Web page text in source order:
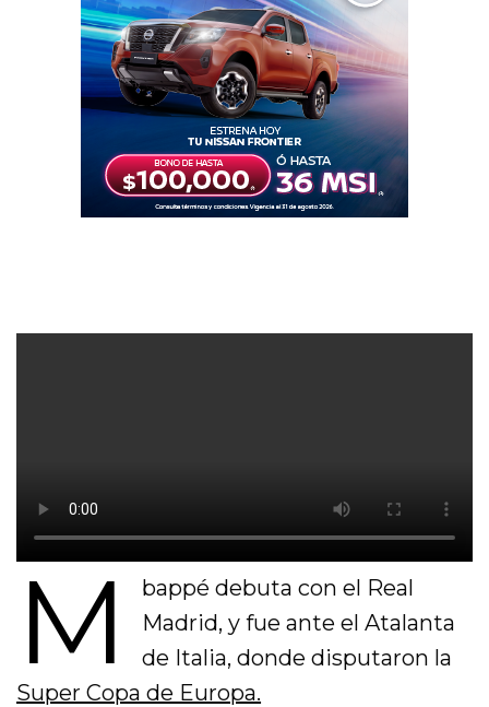
M
bappé debuta con el Real
Madrid, y fue ante el Atalanta
de Italia, donde disputaron la
Super Copa de Europa.